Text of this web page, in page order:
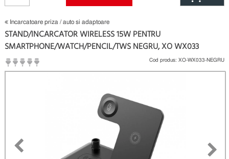
Incarcatoare priza / auto si adaptoare
STAND/INCARCATOR WIRELESS 15W PENTRU
SMARTPHONE/WATCH/PENCIL/TWS NEGRU, XO WX033
(
Cod produs: XO-WX033-NEGRU